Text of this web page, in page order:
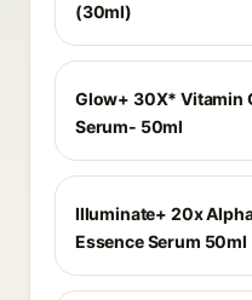
(30ml)
Glow+ 30X* Vitamin
Serum- 50ml
Illuminate+ 20x
Essence Serum 50ml